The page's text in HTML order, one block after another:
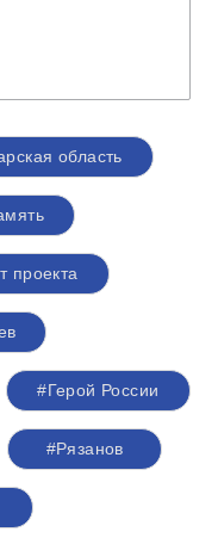
область
проекта
#Герой России
#Рязанов